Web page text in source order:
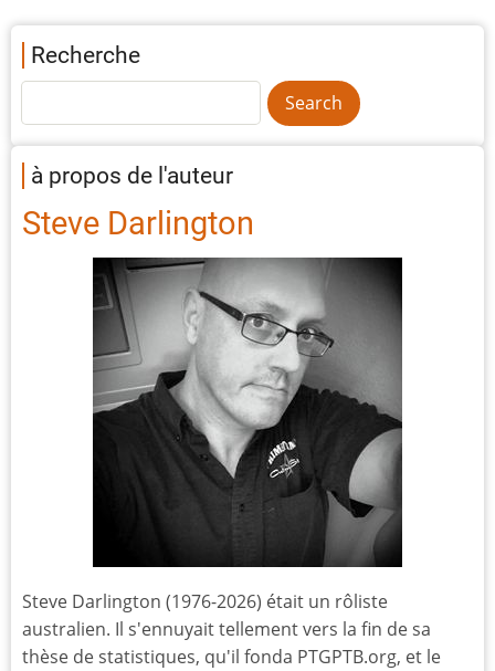
Recherche
à propos de l'auteur
Steve Darlington
Steve Darlington (1976-2026) était un rôliste
australien. Il s'ennuyait tellement vers la fin de sa
thèse de statistiques, qu'il fonda PTGPTB.org, et le